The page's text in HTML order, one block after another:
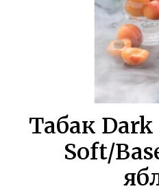
Табак
Soft/